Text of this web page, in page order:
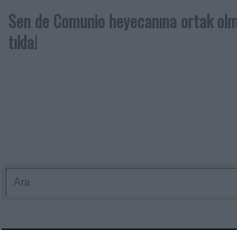
Sen de Comunio heyecanına ortak
tıkla!